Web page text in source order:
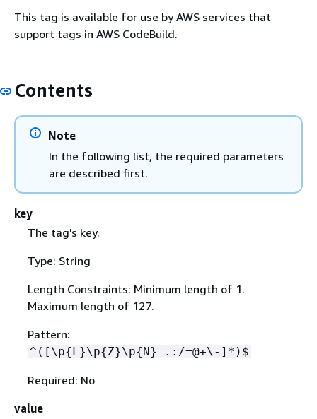
This tag is available for use by AWS services that
support tags in AWS CodeBuild.
Contents
Note
In the following list, the required parameters
are described first.
key
The tag's key.
Type: String
Length Constraints: Minimum length of 1.
Maximum length of 127.
Pattern:
^([\p{L}\p{Z}\p{N}_.:/=@+\-]*)$
Required: No
value